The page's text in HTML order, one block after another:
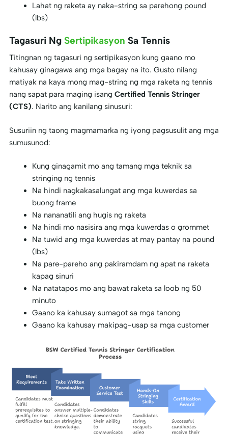
Lahat ng raketa ay naka-string sa parehong pound
(lbs)
Tagasuri Ng Sertipikasyon Sa Tennis
Titingnan ng tagasuri ng sertipikasyon kung gaano mo
kahusay ginagawa ang mga bagay na ito. Gusto nilang
matiyak na kaya mong mag-string ng mga raketa ng tennis
nang sapat para maging isang Certified Tennis Stringer
(CTS). Narito ang kanilang sinusuri:
Susuriin ng taong magmamarka ng iyong pagsusulit ang mga
sumusunod:
Kung ginagamit mo ang tamang mga teknik sa
stringing ng tennis
Na hindi nagkakasalungat ang mga kuwerdas sa
buong frame
Na nananatili ang hugis ng raketa
Na hindi mo nasisira ang mga kuwerdas o grommet
Na tuwid ang mga kuwerdas at may pantay na pound
(lbs)
Na pare-pareho ang pakiramdam ng apat na raketa
kapag sinuri
Na natatapos mo ang bawat raketa sa loob ng 50
minuto
Gaano ka kahusay sumagot sa mga tanong
Gaano ka kahusay makipag-usap sa mga customer